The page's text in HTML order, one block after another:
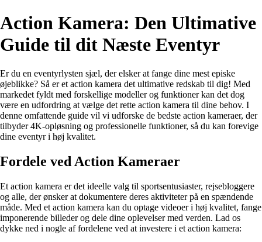
Action Kamera: Den Ultimative
Guide til dit Næste Eventyr
Er du en eventyrlysten sjæl, der elsker at fange dine mest episke
øjeblikke? Så er et action kamera det ultimative redskab til dig! Med
markedet fyldt med forskellige modeller og funktioner kan det dog
være en udfordring at vælge det rette action kamera til dine behov. I
denne omfattende guide vil vi udforske de bedste action kameraer, der
tilbyder 4K-opløsning og professionelle funktioner, så du kan forevige
dine eventyr i høj kvalitet.
Fordele ved Action Kameraer
Et action kamera er det ideelle valg til sportsentusiaster, rejsebloggere
og alle, der ønsker at dokumentere deres aktiviteter på en spændende
måde. Med et action kamera kan du optage videoer i høj kvalitet, fange
imponerende billeder og dele dine oplevelser med verden. Lad os
dykke ned i nogle af fordelene ved at investere i et action kamera: